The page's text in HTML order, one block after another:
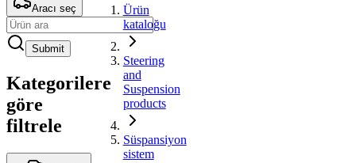
Aracı seç
Submit
Kategorilere
göre
filtrele
Ürün
kataloğu
Steering
and
Suspension
products
Süspansiyon
sistem